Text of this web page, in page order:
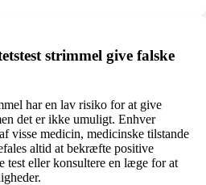
strimmel give falske
har en lav risiko for at give
det er ikke umuligt. Enhver
visse medicin, medicinske tilstande
altid at bekræfte positive
test eller konsultere en læge for at